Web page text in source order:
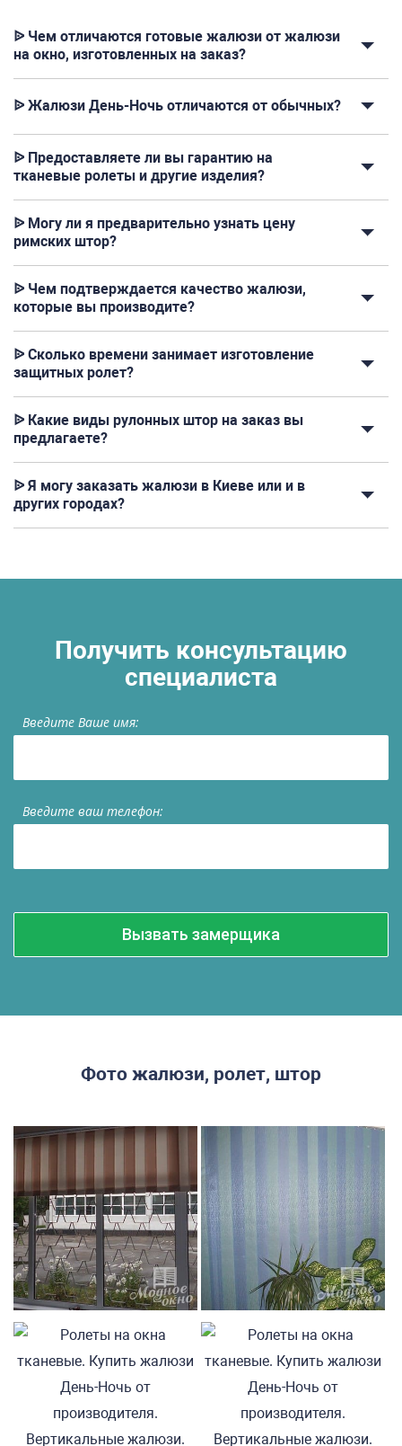
ᐉ Чем отличаются готовые жалюзи от жалюзи
на окно, изготовленных на заказ?
ᐉ Жалюзи День-Ночь отличаются от обычных?
ᐉ Предоставляете ли вы гарантию на
тканевые ролеты и другие изделия?
ᐉ Могу ли я предварительно узнать цену
римских штор?
ᐉ Чем подтверждается качество жалюзи,
которые вы производите?
ᐉ Сколько времени занимает изготовление
защитных ролет?
ᐉ Какие виды рулонных штор на заказ вы
предлагаете?
ᐉ Я могу заказать жалюзи в Киеве или и в
других городах?
Получить консультацию
специалиста
Введите Ваше имя:
Введите ваш телефон:
Фото жалюзи, ролет, штор